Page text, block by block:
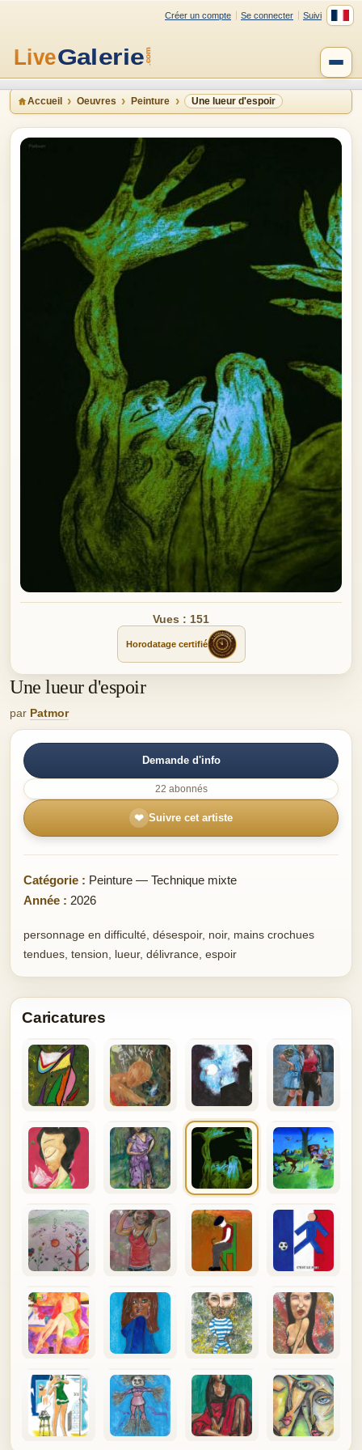
Créer un compte Se connecter Suivi
Accueil Oeuvres Peinture Une lueur d'espoir
Vues : 151
Horodatage certifié
Une lueur d'espoir
par Patmor
Demande d'info
22 abonnés
❤ Suivre cet artiste
Catégorie : Peinture — Technique mixte
Année : 2026
personnage en difficulté, désespoir, noir, mains crochues
tendues, tension, lueur, délivrance, espoir
Caricatures